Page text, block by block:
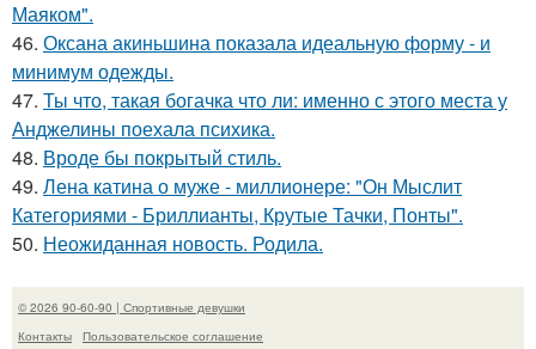
Маяком".
46. Оксана акиньшина показала идеальную форму - и
минимум одежды.
47. Ты что, такая богачка что ли: именно с этого места у
Анджелины поехала психика.
48. Вроде бы покрытый стиль.
49. Лена катина о муже - миллионере: "Он Мыслит
Категориями - Бриллианты, Крутые Тачки, Понты".
50. Неожиданная новость. Родила.
© 2026 90-60-90 | Спортивные девушки
Контакты
Пользовательское соглашение